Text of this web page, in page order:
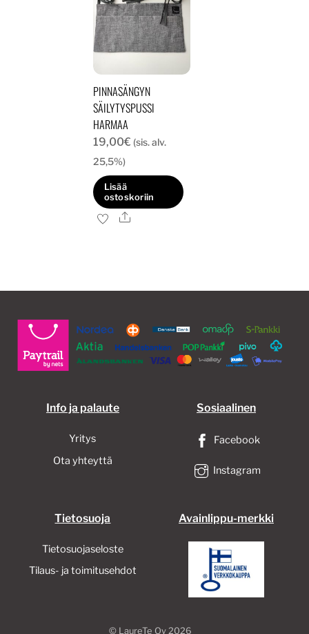
PINNASÄNGYN
SÄILYTYSPUSSI
HARMAA
19,00€ (sis. alv.
25,5%)
Lisää
ostoskoriin
Ale
Info ja palaute
Yritys
Ota yhteyttä
Sosiaalinen
Facebook
Instagram
Tietosuoja
Tietosuojaseloste
Tilaus- ja toimitusehdot
Avainlippu-merkki
© LaureTe Oy2026